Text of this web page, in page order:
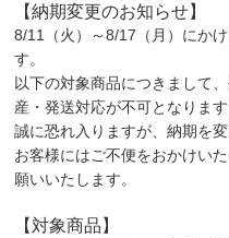
【納期変更のお知らせ】
8/11（火）～8/17（月）にか
す。
以下の対象商品につきまして
産・発送対応が不可となります
誠に恐れ入りますが、納期を
お客様にはご不便をおかけい
願いいたします。
【対象商品】